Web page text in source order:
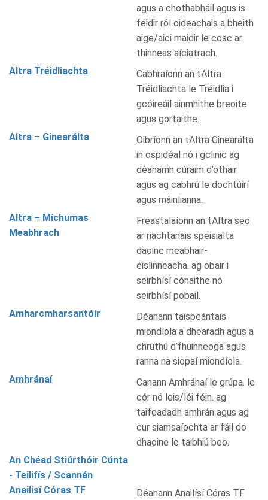
agus a chothabháil agus is
féidir ról oideachais a bheith
aige/aici maidir le cosc ar
thinneas síciatrach.
Altra Tréidliachta
Cabhraíonn an tAltra
Tréidliachta le Tréidlia i
gcóireáil ainmhithe breoite
agus gortaithe.
Altra – Ginearálta
Oibríonn an tAltra Ginearálta
in ospidéal nó i gclinic ag
déanamh cúraim d’othair
agus ag cabhrú le dochtúirí
agus máinlianna.
Altra – Míchumas
Meabhrach
Freastalaíonn an tAltra seo
ar riachtanais speisialta
daoine meabhair-
éislinneacha. ag obair i
seirbhísí cónaithe nó
seirbhísí pobail.
Amharcmharsantóir
Déanann taispeántais
miondíola a dhearadh agus a
chruthú d’fhuinneoga agus
ranna na siopaí miondíola.
Amhránaí
Canann Amhránaí le grúpa. le
cór nó leis/léi féin. ag
taifeadadh amhrán agus ag
cur siamsaíochta ar fáil do
dhaoine le taibhiú beo.
An Chéad Stiúrthóir Cúnta
- Teilifís / Scannán
Anailísí Córas TF
Déanann Anailísí Córas TF